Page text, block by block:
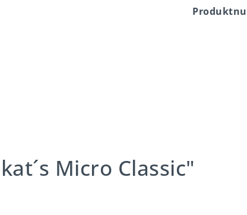
Micro Classic"